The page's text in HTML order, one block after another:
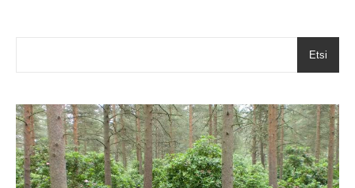
Etsi